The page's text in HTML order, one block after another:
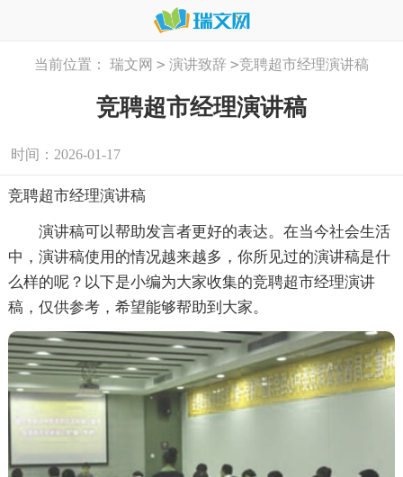
当前位置： 瑞文网 > 演讲致辞 >竞聘超市经理演讲稿
竞聘超市经理演讲稿
时间：2026-01-17
竞聘超市经理演讲稿
演讲稿可以帮助发言者更好的表达。在当今社会生活
中，演讲稿使用的情况越来越多，你所见过的演讲稿是什
么样的呢？以下是小编为大家收集的竞聘超市经理演讲
稿，仅供参考，希望能够帮助到大家。